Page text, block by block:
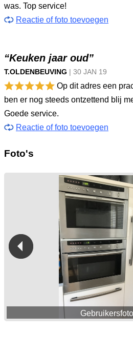
was. Top service!
Reactie of foto toevoegen
“Keuken jaar oud”
T.OLDENBEUVING | 30 JAN 19
Op dit adres een
ben er nog steeds ontzettend blij
Goede service.
Reactie of foto toevoegen
Foto's
Gebruikersfoto